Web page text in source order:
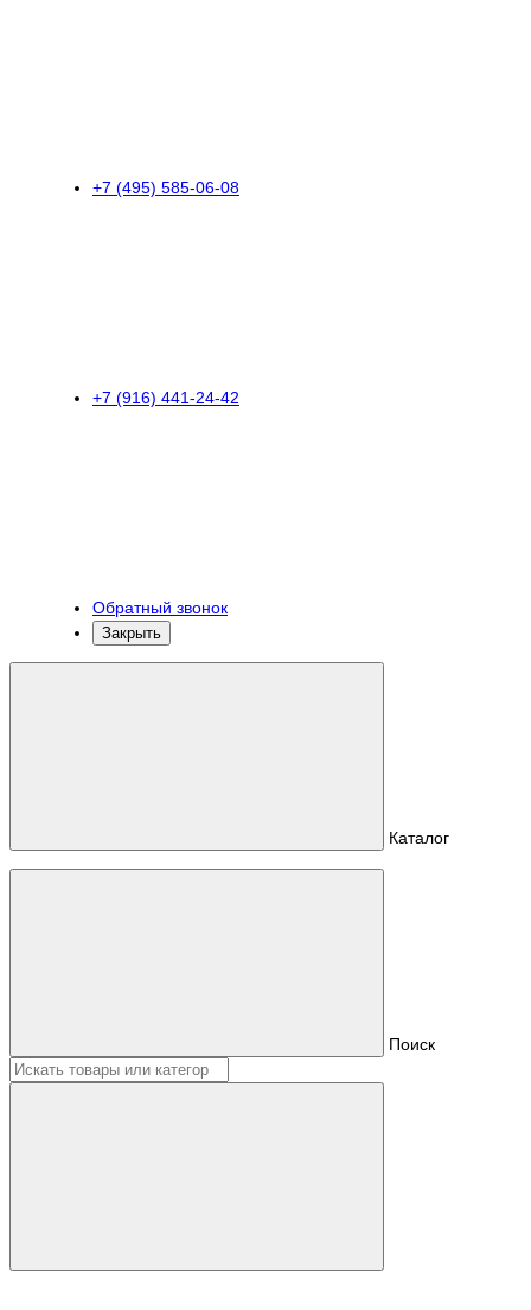
+7 (495) 585-06-08
+7 (916) 441-24-42
Обратный звонок
Закрыть
Каталог
Поиск